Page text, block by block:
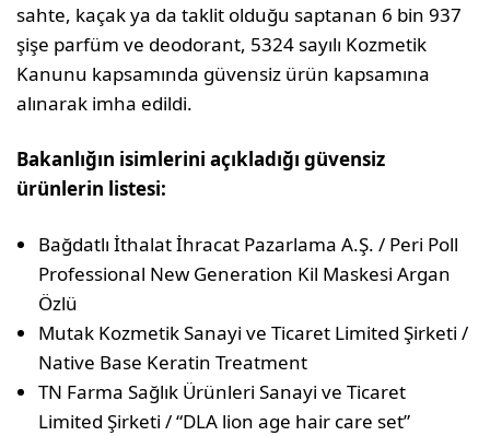
sahte, kaçak ya da taklit olduğu saptanan 6 bin 937
şişe parfüm ve deodorant, 5324 sayılı Kozmetik
Kanunu kapsamında güvensiz ürün kapsamına
alınarak imha edildi.
Bakanlığın isimlerini açıkladığı güvensiz
ürünlerin listesi:
Bağdatlı İthalat İhracat Pazarlama A.Ş. / Peri Poll
Professional New Generation Kil Maskesi Argan
Özlü
Mutak Kozmetik Sanayi ve Ticaret Limited Şirketi /
Native Base Keratin Treatment
TN Farma Sağlık Ürünleri Sanayi ve Ticaret
Limited Şirketi / “DLA lion age hair care set”